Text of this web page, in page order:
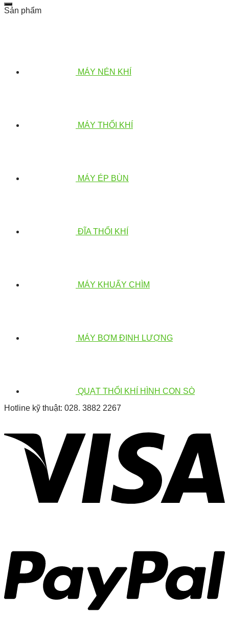
Sản phẩm
MÁY NÉN KHÍ
MÁY THỔI KHÍ
MÁY ÉP BÙN
ĐĨA THỔI KHÍ
MÁY KHUẤY CHÌM
MÁY BƠM ĐỊNH LƯỢNG
QUẠT THỔI KHÍ HÌNH CON SÒ
Hotline kỹ thuật: 028. 3882 2267